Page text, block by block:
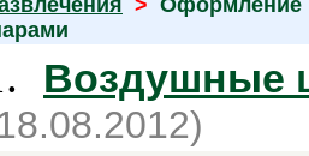
> Оформление
Воздушные